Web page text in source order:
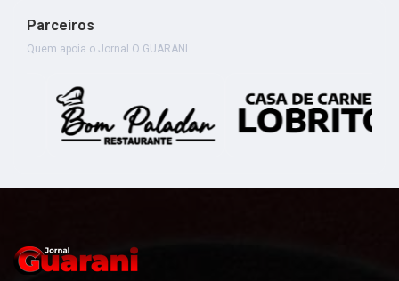
Parceiros
Quem apoia o Jornal O GUARANI